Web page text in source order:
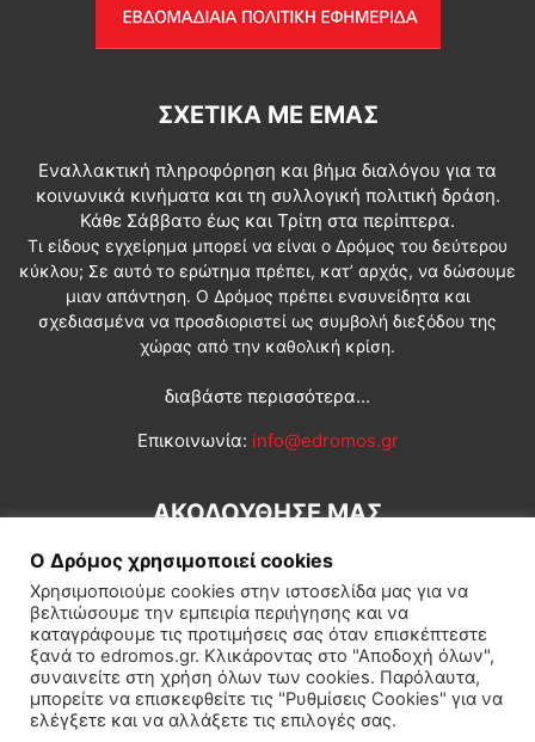
ΣΧΕΤΙΚΆ ΜΕ ΕΜΆΣ
Εναλλακτική πληροφόρηση και βήμα διαλόγου για τα
κοινωνικά κινήματα και τη συλλογική πολιτική δράση.
Κάθε Σάββατο έως και Τρίτη στα περίπτερα.
Τι είδους εγχείρημα μπορεί να είναι ο Δρόμος του δεύτερου
κύκλου; Σε αυτό το ερώτημα πρέπει, κατ’ αρχάς, να δώσουμε
μιαν απάντηση. Ο Δρόμος πρέπει ενσυνείδητα και
σχεδιασμένα να προσδιοριστεί ως συμβολή διεξόδου της
χώρας από την καθολική κρίση.
διαβάστε περισσότερα...
Επικοινωνία: info@edromos.gr
ΑΚΟΛΟΥΘΗΣΕ ΜΑΣ
Εγγραφή συνδρομητή Πολιτική Διεθνή Κοινωνία
Πολιτισμός Αφιερώματα
Ο Δρόμος χρησιμοποιεί cookies
Χρησιμοποιούμε cookies στην ιστοσελίδα μας για να
βελτιώσουμε την εμπειρία περιήγησης και να
καταγράφουμε τις προτιμήσεις σας όταν επισκέπτεστε
ξανά το edromos.gr. Κλικάροντας στο "Αποδοχή όλων",
συναινείτε στη χρήση όλων των cookies. Παρόλαυτα,
μπορείτε να επισκεφθείτε τις "Ρυθμίσεις Cookies" για να
ελέγξετε και να αλλάξετε τις επιλογές σας.